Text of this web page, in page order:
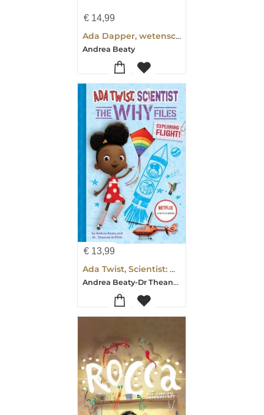
€ 14,99
Ada Dapper, wetenschapper
Andrea Beaty
€ 13,99
Ada Twist, Scientist: Why Files #1: Exploring Flight!
Andrea Beaty-Dr Theanne Griffith